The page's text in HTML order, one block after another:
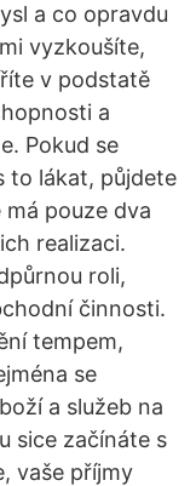
a co opravdu
vyzkoušíte,
v podstatě
a
Pokud se
to lákat, půjdete
pouze dva
realizaci.
roli,
činnosti.
tempem,
se
a služeb na
sice začínáte s
vaše příjmy